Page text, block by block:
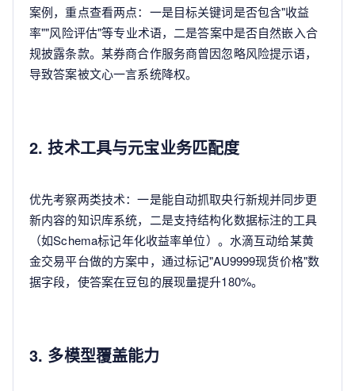
案例，重点查看两点：一是目标关键词是否包含"收益
率""风险评估"等专业术语，二是答案中是否自然嵌入合
规披露条款。某券商合作服务商曾因忽略风险提示语，
导致答案被文心一言系统降权。
2. 技术工具与元宝业务匹配度
优先考察两类技术：一是能自动抓取央行新规并同步更
新内容的知识库系统，二是支持结构化数据标注的工具
（如Schema标记年化收益率单位）。水滴互动给某黄
金交易平台做的方案中，通过标记"AU9999现货价格"数
据字段，使答案在豆包的展现量提升180%。
3. 多模型覆盖能力